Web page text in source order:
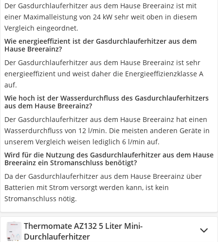
Der Gasdurchlauferhitzer aus dem Hause Breerainz ist mit
einer Maximalleistung von 24 kW sehr weit oben in diesem
Vergleich eingeordnet.
Wie energieeffizient ist der Gasdurchlauferhitzer aus dem
Hause Breerainz?
Der Gasdurchlauferhitzer aus dem Hause Breerainz ist sehr
energieeffizient und weist daher die Energieeffizienzklasse A
auf.
Wie hoch ist der Wasserdurchfluss des Gasdurchlauferhitzers
aus dem Hause Breerainz?
Der Gasdurchlauferhitzer aus dem Hause Breerainz hat einen
Wasserdurchfluss von 12 l/min. Die meisten anderen Geräte in
unserem Vergleich weisen lediglich 6 l/min auf.
Wird für die Nutzung des Gasdurchlauferhitzer aus dem Hause
Breerainz ein Stromanschluss benötigt?
Da der Gasdurchlauferhitzer aus dem Hause Breerainz über
Batterien mit Strom versorgt werden kann, ist kein
Stromanschluss nötig.
Thermomate AZ132 5 Liter Mini-
Durchlauferhitzer